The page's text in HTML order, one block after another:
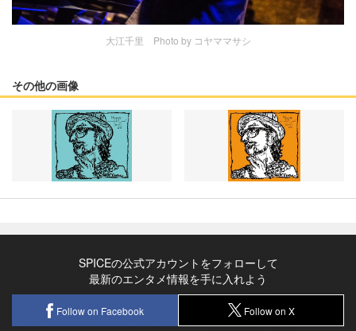
大江千里 Photo by コヤママサシ
その他の画像
SPICEの公式アカウントをフォローして
最新のエンタメ情報を手に入れよう
Follow on Facebook Follow on X